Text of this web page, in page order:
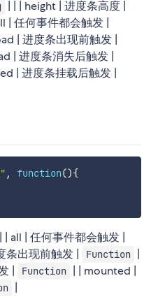
| | | height | 进度条高度 |
| 任何事件都会触发 |
| 进度条出现前触发 |
| 进度条消失后触发 |
| 进度条挂载后触发 |
, function(){
all | 任何事件都会触发 |
条出现前触发 | Function
|
Function
| | mounted |